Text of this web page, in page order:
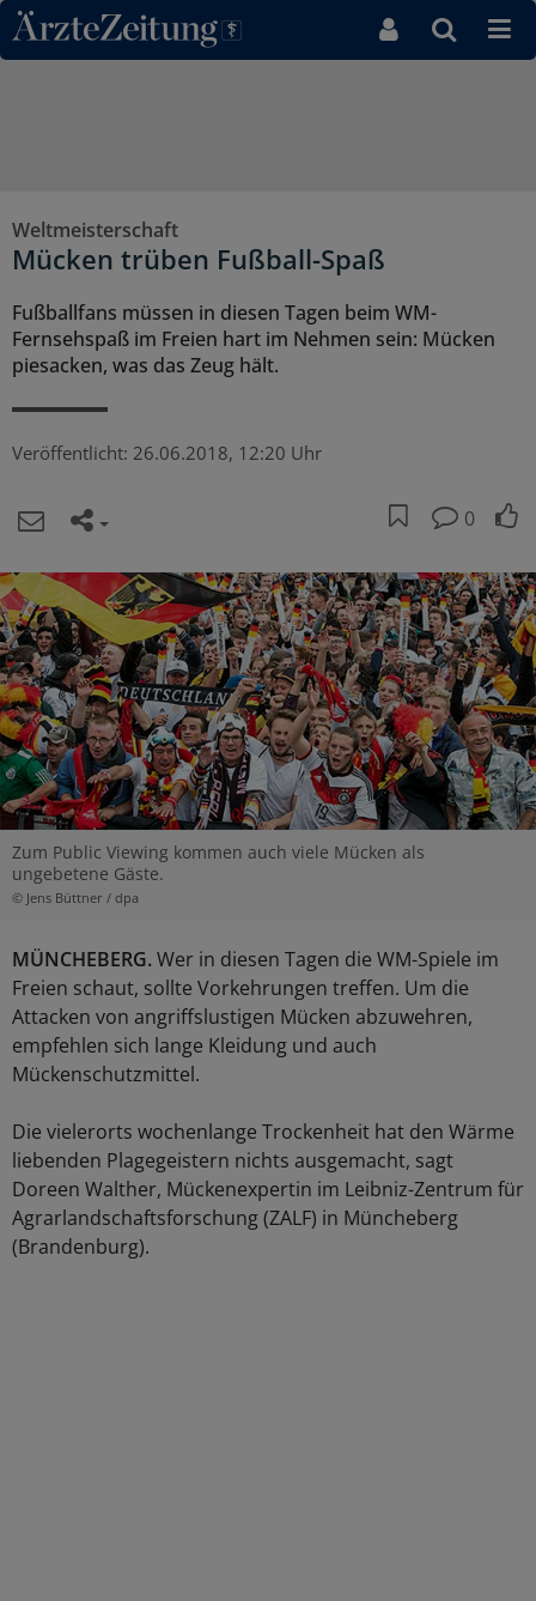
Direkt zum Inhaltsbereich
Weltmeisterschaft
Mücken trüben Fußball-Spaß
Fußballfans müssen in diesen Tagen beim WM-
Fernsehspaß im Freien hart im Nehmen sein: Mücken
piesacken, was das Zeug hält.
Veröffentlicht: 26.06.2018, 12:20 Uhr
0
Zum Public Viewing kommen auch viele Mücken als
ungebetene Gäste.
© Jens Büttner / dpa
MÜNCHEBERG.Wer in diesen Tagen die WM-Spiele im
Freien schaut, sollte Vorkehrungen treffen. Um die
Attacken von angriffslustigen Mücken abzuwehren,
empfehlen sich lange Kleidung und auch
Mückenschutzmittel.
Die vielerorts wochenlange Trockenheit hat den Wärme
liebenden Plagegeistern nichts ausgemacht, sagt
Doreen Walther, Mückenexpertin im Leibniz-Zentrum für
Agrarlandschaftsforschung (ZALF) in Müncheberg
(Brandenburg).